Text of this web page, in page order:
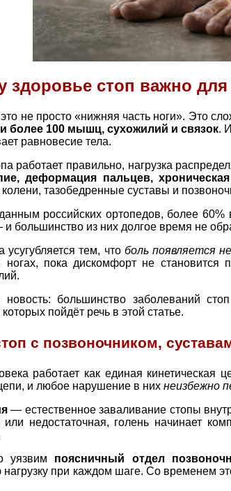
здоровье стоп важно для
не просто «нижняя часть ноги». Это
и более 100 мышц, сухожилий и связок.
равновесие тела.
работает правильно, нагрузка
деформация пальцев,
колени, тазобедренные суставы и
российских ортопедов, более
и большинство из них долгое время не
усугубляется тем, что боль появляется
ногах, пока дискомфорт не
большинство заболеваний стоп
пойдёт речь в этой статье.
с позвоночником,
работает как единая
и любое нарушение в них неизбежно
— естественное заваливание стопы
или недостаточная, голень начинает
уязвим поясничный отдел
нагрузку при каждом шаге. Со временем